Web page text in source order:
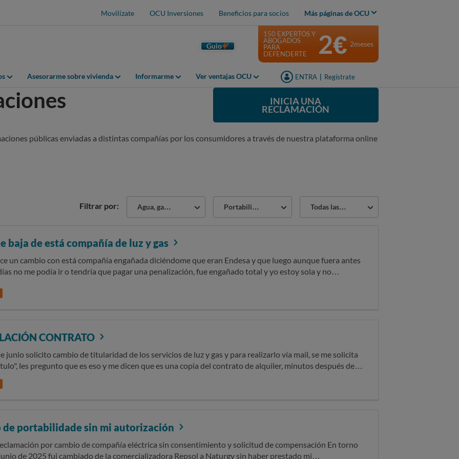
Movilízate OCU Inversiones Beneficios para socios Más páginas de OCU
Guio
Asesorarme sobre vivienda Informarme Ver ventajas OCU ENTRA Regístrate
150 EXPERTOS Y
ABOGADOS
PARA
DEFENDERTE
2€ 2meses
INICIA UNA
RECLAMACIÓN
públicas enviadas a distintas compañías por los consumidores a través de nuestra plataforma online
Filtrar por: Agua, gas y electricidad Portabilidad Todas las reclamaciones
baja de está compañía de luz y gas
un cambio con está compañía engañada diciéndome que eran Endesa y que luego aunque fuera antes
no me podía ir o tendría que pagar una penalización, fue engañado total y yo estoy sola y no
CONTRATO
junio solicito cambio de titularidad de los servicios de luz y gas y para realizarlo vía mail, se me solicita
les pregunto que es eso y me dicen que es una copia del contrato de alquiler, minutos después de
al correo como se me indica. pues hoy 22 de julio recibo un mail diciendo que se me cancela la
contrato del gas. Sin embargo el contrato de luz que se gestionó el mismo día esta en vigor. Hoy me
de gas. Y la solución que me ofrecen en vez de solucionar su error es que realice toda la
el principio.
de portabilidade sin mi autorización
por cambio de compañía eléctrica sin consentimiento y solicitud de compensación En torno
de 2025 fui cambiado de la comercializadora Repsol a Naturgy sin haber prestado mi